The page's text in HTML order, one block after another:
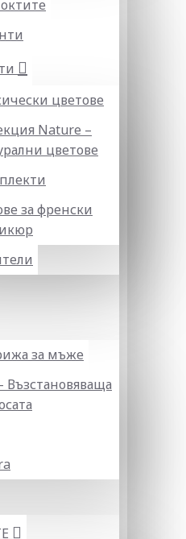
цветове
Nature –
цветове
за френски
за мъже
Възстановяваща